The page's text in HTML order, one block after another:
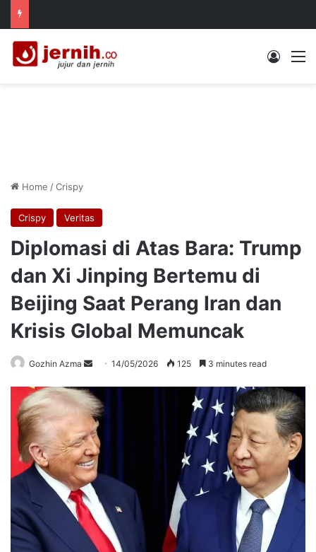
Log In
Home /Crispy
Crispy Veritas
Diplomasi di Atas Bara: Trump
dan Xi Jinping Bertemu di
Beijing Saat Perang Iran dan
Krisis Global Memuncak
Gozhin Azma
Send
email
14/05/2026 125 3 minutes read